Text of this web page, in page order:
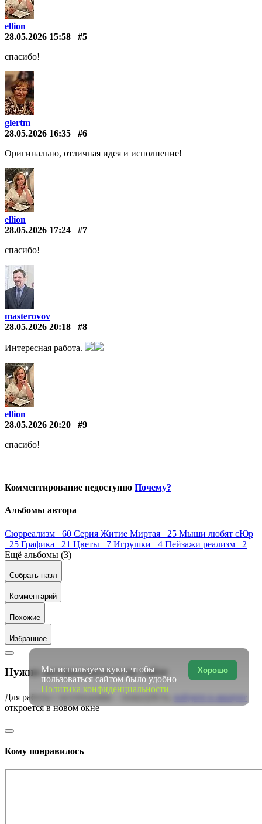
ellion
28.05.2026 15:58
#5
спасибо!
glertm
28.05.2026 16:35
#6
Оригинально, отличная идея и исполнение!
ellion
28.05.2026 17:24
#7
спасибо!
masterovov
28.05.2026 20:18
#8
Интересная работа.
ellion
28.05.2026 20:20
#9
спасибо!
Комментирование недоступно Почему?
Альбомы автора
Сюрреализм 60 Серия Житие Миртая 25 Мыши любят сЮр
25 Графика 21 Цветы 7 Игрушки 4 Пейзажи реализм 2
Ещё альбомы (3)
Собрать пазл
Комментарий
Похожие
Избранное
Нужно авторизоваться на сайте
Для работы с коллекциями – пожалуйста,
откроется в новом окне
Кому понравилось
Хорошо
Мы используем куки, чтобы
пользоваться сайтом было удобно
Политика конфиденциальности